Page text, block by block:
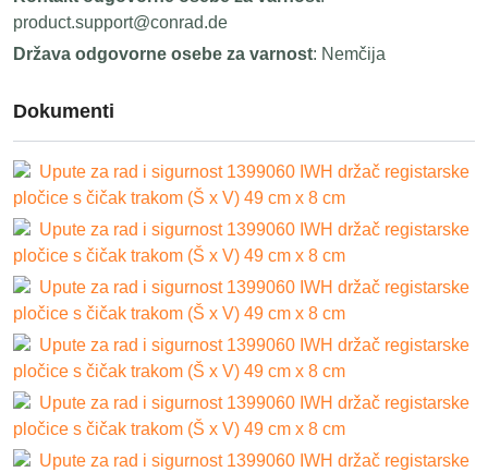
product.support@conrad.de
Država odgovorne osebe za varnost: Nemčija
Dokumenti
Upute za rad i sigurnost 1399060 IWH držač registarske
pločice s čičak trakom (Š x V) 49 cm x 8 cm
Upute za rad i sigurnost 1399060 IWH držač registarske
pločice s čičak trakom (Š x V) 49 cm x 8 cm
Upute za rad i sigurnost 1399060 IWH držač registarske
pločice s čičak trakom (Š x V) 49 cm x 8 cm
Upute za rad i sigurnost 1399060 IWH držač registarske
pločice s čičak trakom (Š x V) 49 cm x 8 cm
Upute za rad i sigurnost 1399060 IWH držač registarske
pločice s čičak trakom (Š x V) 49 cm x 8 cm
Upute za rad i sigurnost 1399060 IWH držač registarske